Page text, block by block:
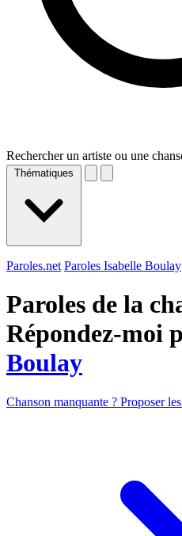
Rechercher un artiste ou une
Thématiques
Paroles.net Paroles Isabelle Boulay
Paroles de la
Répondez-moi
Boulay
Chanson manquante ? Proposer